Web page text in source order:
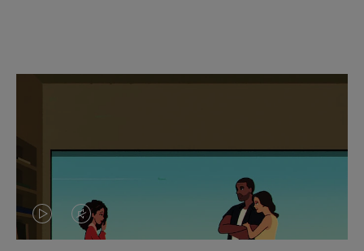
DASVIDEO